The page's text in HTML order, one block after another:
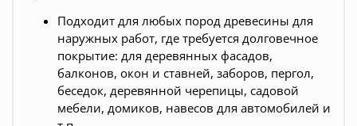
Подходит для любых пород древесины для
наружных работ, где требуется долговечное
покрытие: для деревянных фасадов,
балконов, окон и ставней, заборов, пергол,
беседок, деревянной черепицы, садовой
мебели, домиков, навесов для автомобилей и